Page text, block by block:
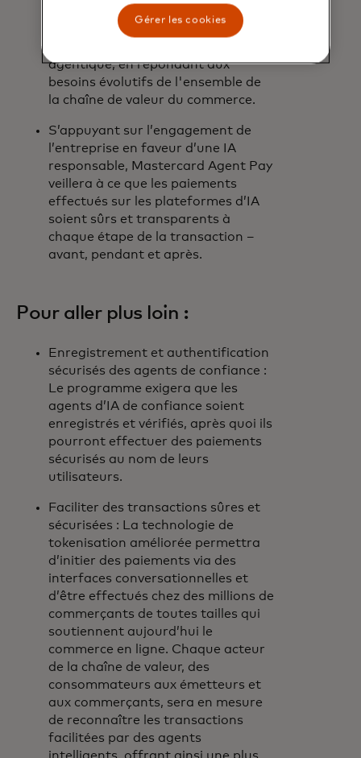
paiement de confiance de
Mastercard afin de développer et
agentique, en répondant aux
besoins évolutifs de l'ensemble de
la chaîne de valeur du commerce.
S’appuyant sur l’engagement de
l’entreprise en faveur d’une IA
responsable, Mastercard Agent Pay
veillera à ce que les paiements
effectués sur les plateformes d’IA
soient sûrs et transparents à
chaque étape de la transaction –
avant, pendant et après.
Pour aller plus loin :
Enregistrement et authentification
sécurisés des agents de confiance :
Le programme exigera que les
agents d’IA de confiance soient
enregistrés et vérifiés, après quoi ils
pourront effectuer des paiements
sécurisés au nom de leurs
utilisateurs.
Faciliter des transactions sûres et
sécurisées : La technologie de
tokenisation améliorée permettra
d’initier des paiements via des
interfaces conversationnelles et
d’être effectués chez des millions de
commerçants de toutes tailles qui
soutiennent aujourd’hui le
commerce en ligne. Chaque acteur
de la chaîne de valeur, des
consommateurs aux émetteurs et
aux commerçants, sera en mesure
de reconnaître les transactions
facilitées par des agents
Gérer les cookies